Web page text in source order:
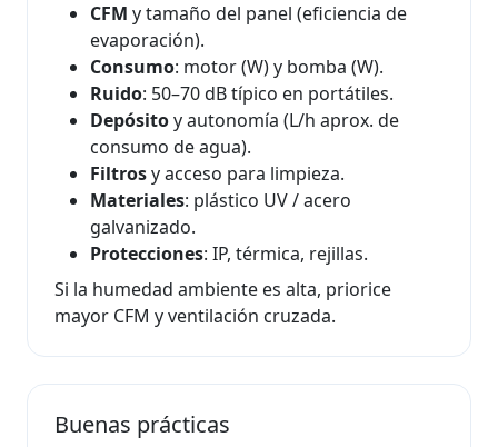
CFM y tamaño del panel (eficiencia de
evaporación).
Consumo: motor (W) y bomba (W).
Ruido: 50–70 dB típico en portátiles.
Depósitoy autonomía (L/h aprox. de
consumo de agua).
Filtrosy acceso para limpieza.
Materiales: plástico UV / acero
galvanizado.
Protecciones: IP, térmica, rejillas.
Si la humedad ambiente es alta, priorice
mayor CFM y ventilación cruzada.
Buenas prácticas